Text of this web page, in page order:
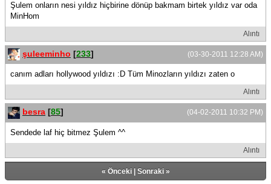
Şulem onların nesi yıldız hiçbirine dönüp bakmam birtek yıldız var oda
MinHom
Alıntı
(03-30-2011 12:28 AM)
şuleeminho [233]
canım adları hollywood yıldızı :D Tüm Minozların yıldızı zaten o
Alıntı
(04-02-2011 10:32 PM)
besra [85]
Sendede laf hiç bitmez Şulem ^^
Alıntı
« Önceki| Sonraki»